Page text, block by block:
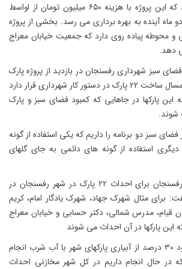
مترمربع فضای سبز دارد که این پروژه با هزینه ۶۵۰ میلیون تومان از اواسط
ماه آینده به بهره برداری می رسد. بخشی از پروژه
محوطه پیاده روی دارد که جمعیت خیابان معراج
دهد.
سبز شهرداری رفسنجان در بازدید از پروژه پارک
معراج گفت: در بودجه امسال ساخت ۲۲ پارک در دستور کار شهرداری قرار دارد
پارکها در جاهایی که کمبود فضای سبز و پارک
سبز دو برنامه را داریم که یکی استفاده از گونه
استفاده از گونه های دائمی به جای گلهای
وی از برنامه شهرداری رفسنجان برای احداث ۲۲ پارک در شهر رفسنجان در
برای مثال شهرک جهاد، شهرک یادگار امام، کریم
قیام، مدرس شمالی، دکتر حسابی و خیابان معراج
این پارکها در آن احداث می شوند
ابوطالبی ادامه داد: حدود ۳۰ درصد از آبیاری پارکهای شهر با آب شرب انجام
حال انجام داریم در کل شهر مخازنی احداث